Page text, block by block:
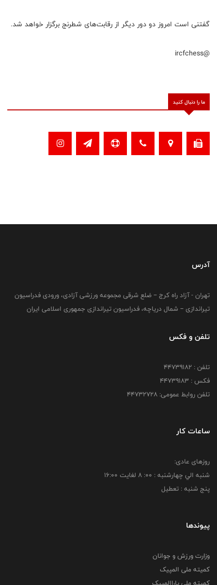
گفتنی است امروز دو دور دیگر از رقابت‌های شطرنج برگزار خواهد شد.
@ircfchess
ما را دنبال کنید
آدرس
تهران - آزاد راه کرج – ضلع شرقی مجموعه ورزشی آزادی، ورودی فدراسیون
تیراندازی – شمال دریاچه، فدراسیون تیراندازی جمهوری اسلامی ایران
تلفن و فکس
تلفن : ۴۴۷۳۹۱۸۲
فکس : ۴۴۷۳۹۱۸3
تلفن روابط عمومی: ۴۴۷۳۲۷۲۸
ساعات کار
روزهای عادی:
شنبه الي چهارشنبه : 00: 8 لغايت 16:00
پنج شنبه : تعطیل
پیوندها
وزارت ورزش و جوانان
کمیته ملی المپیک